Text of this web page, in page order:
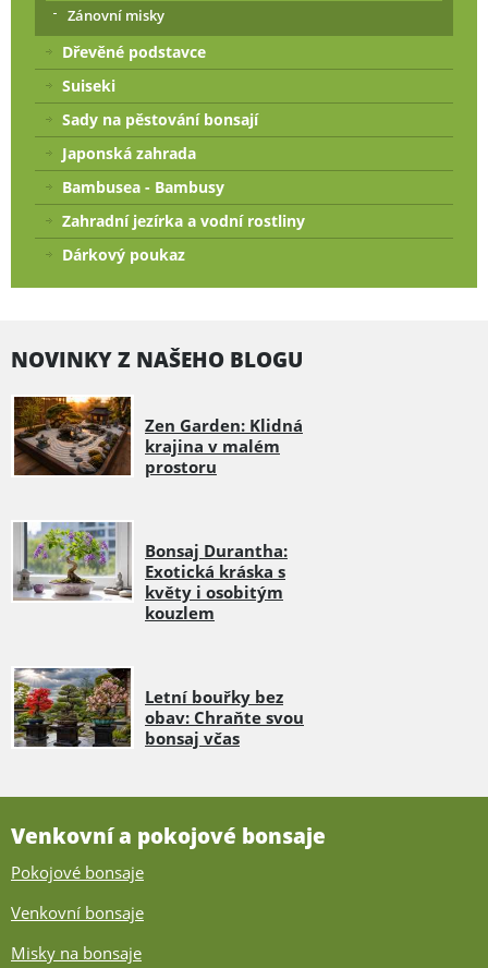
Zánovní misky
Dřevěné podstavce
Suiseki
Sady na pěstování bonsají
Japonská zahrada
Bambusea - Bambusy
Zahradní jezírka a vodní rostliny
Dárkový poukaz
NOVINKY Z NAŠEHO BLOGU
Zen Garden: Klidná
krajina v malém
prostoru
Bonsaj Durantha:
Exotická kráska s
květy i osobitým
kouzlem
Letní bouřky bez
obav: Chraňte svou
bonsaj včas
Venkovní a pokojové bonsaje
Pokojové bonsaje
Venkovní bonsaje
Misky na bonsaje